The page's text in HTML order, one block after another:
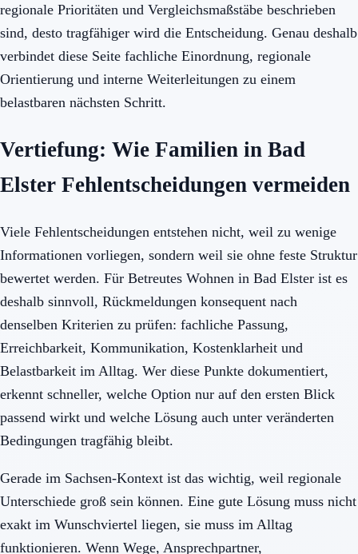
regionale Prioritäten und Vergleichsmaßstäbe beschrieben
sind, desto tragfähiger wird die Entscheidung. Genau deshalb
verbindet diese Seite fachliche Einordnung, regionale
Orientierung und interne Weiterleitungen zu einem
belastbaren nächsten Schritt.
Vertiefung: Wie Familien in Bad
Elster Fehlentscheidungen vermeiden
Viele Fehlentscheidungen entstehen nicht, weil zu wenige
Informationen vorliegen, sondern weil sie ohne feste Struktur
bewertet werden. Für Betreutes Wohnen in Bad Elster ist es
deshalb sinnvoll, Rückmeldungen konsequent nach
denselben Kriterien zu prüfen: fachliche Passung,
Erreichbarkeit, Kommunikation, Kostenklarheit und
Belastbarkeit im Alltag. Wer diese Punkte dokumentiert,
erkennt schneller, welche Option nur auf den ersten Blick
passend wirkt und welche Lösung auch unter veränderten
Bedingungen tragfähig bleibt.
Gerade im Sachsen-Kontext ist das wichtig, weil regionale
Unterschiede groß sein können. Eine gute Lösung muss nicht
exakt im Wunschviertel liegen, sie muss im Alltag
funktionieren. Wenn Wege, Ansprechpartner,